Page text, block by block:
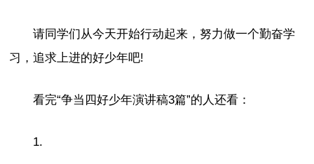
请同学们从今天开始行动起来，努力做一个勤奋学
习，追求上进的好少年吧!
看完“争当四好少年演讲稿3篇”的人还看：
1.